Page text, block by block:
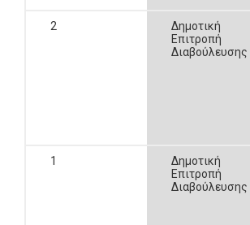
2
Δημοτική
Επιτροπή
Διαβούλευσης
1
Δημοτική
Επιτροπή
Διαβούλευσης